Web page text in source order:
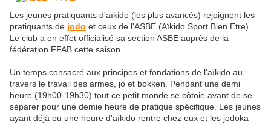
Les jeunes pratiquants d'aïkido (les plus avancés) rejoignent les
pratiquants de jodo et ceux de l'ASBE (Aïkido Sport Bien Etre).
Le club a en effet officialisé sa section ASBE auprès de la
fédération FFAB cette saison.
Un temps consacré aux principes et fondations de l'aïkido au
travers le travail des armes, jo et bokken. Pendant une demi
heure (19h00-19h30) tout ce petit monde se côtoie avant de se
séparer pour une demie heure de pratique spécifique. Les jeunes
ayant déjà eu une heure d'aïkido rentre chez eux et les jodoka